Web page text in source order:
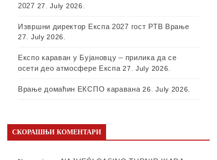
2027 27. July 2026.
Извршни директор Експа 2027 гост РТВ Врање
27. July 2026.
Експо караван у Бујановцу – прилика да се
осети део атмосфере Експа 27. July 2026.
Врање домаћин ЕКСПО каравана 26. July 2026.
СКОРАШЊИ КОМЕНТАРИ